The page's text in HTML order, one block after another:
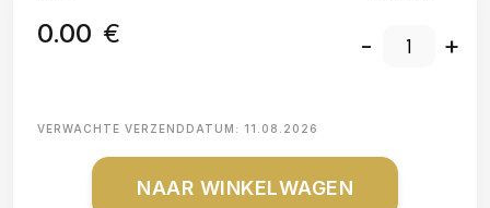
0.00 € - +
VERWACHTE VERZENDDATUM: 11.08.2026
NAAR WINKELWAGEN